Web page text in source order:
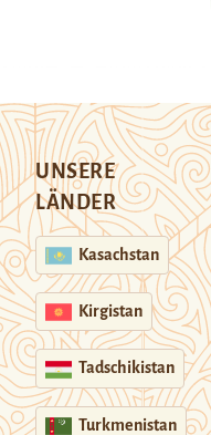
UNSERE
LÄNDER
Kasachstan
Kirgistan
Tadschikistan
Turkmenistan